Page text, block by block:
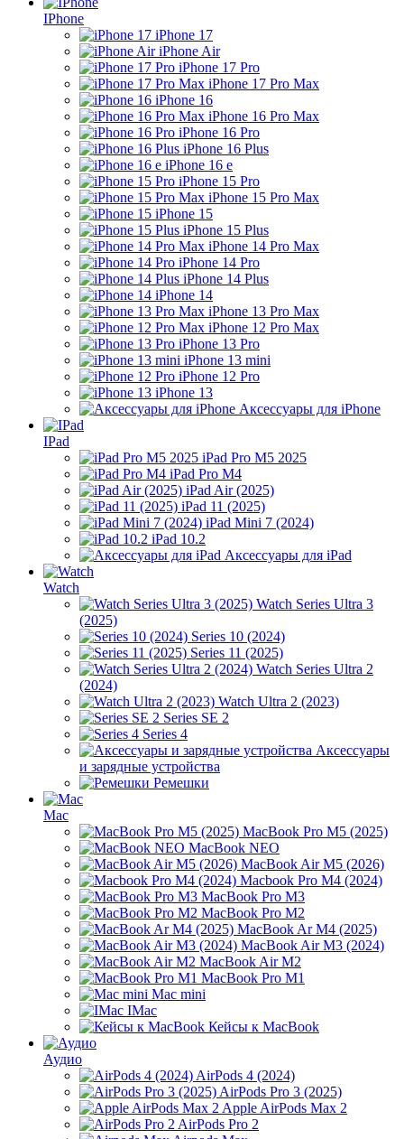
IPhone
iPhone 17
iPhone Air
iPhone 17 Pro
iPhone 17 Pro Max
iPhone 16
iPhone 16 Pro Max
iPhone 16 Pro
iPhone 16 Plus
iPhone 16 e
iPhone 15 Pro
iPhone 15 Pro Max
iPhone 15
iPhone 15 Plus
iPhone 14 Pro Max
iPhone 14 Pro
iPhone 14 Plus
iPhone 14
iPhone 13 Pro Max
iPhone 12 Pro Max
iPhone 13 Pro
iPhone 13 mini
iPhone 12 Pro
iPhone 13
Аксессуары для iPhone
IPad
iPad Pro M5 2025
iPad Pro M4
iPad Air (2025)
iPad 11 (2025)
iPad Mini 7 (2024)
iPad 10.2
Аксессуары для iPad
Watch
Watch Series Ultra 3
(2025)
Series 10 (2024)
Series 11 (2025)
Watch Series Ultra 2
(2024)
Watch Ultra 2 (2023)
Series SE 2
Series 4
Аксессуары
и зарядные устройства
Ремешки
Mac
MacBook Pro M5 (2025)
MacBook NEO
MacBook Air M5 (2026)
Macbook Pro M4 (2024)
MacBook Pro M3
MacBook Pro M2
MacBook Ar M4 (2025)
MacBook Air M3 (2024)
MacBook Air M2
MacBook Pro M1
Mac mini
IMac
Кейсы к MacBook
Аудио
AirPods 4 (2024)
AirPods Pro 3 (2025)
Apple AirPods Max 2
AirPods Pro 2